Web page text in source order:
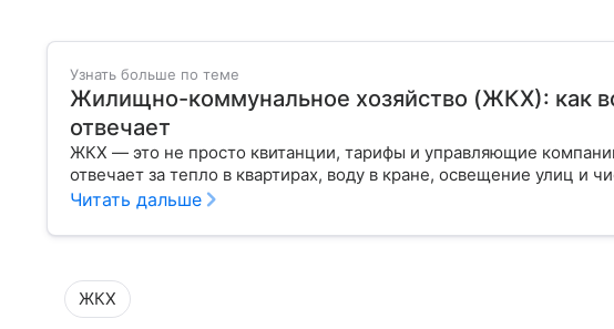
Узнать больше по теме
Жилищно-коммунальное хозяйство (ЖКХ): как
отвечает
ЖКХ — это не просто квитанции, тарифы и управляющие
отвечает за тепло в квартирах, воду в кране, освещение улиц и
Читать дальше
ЖКХ